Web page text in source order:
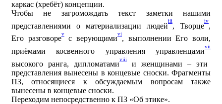
каркас (хребёт) концепции.
Чтобы не загромождать текст заметки нашими
представлениями о материализации людей
iii
, Творце
iv
,
Его разговоре
v
с верующими
vi
, выполнении Его воли,
приёмами косвенного управления управленцами
vii
высокого ранга, дипломатами
viii
и женщинами – эти
представления вынесены в концевые сноски. Фрагменты
ПЗ, относящиеся к обсуждаемым вопросам также
вынесены в концевые сноски.
Переходим непосредственно к ПЗ «Об этике».